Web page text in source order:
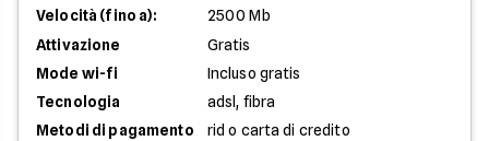
Velocità (fino a):
2500 Mb
Attivazione
Gratis
Mode wi-fi
Incluso gratis
Tecnologia
adsl, fibra
Metodi di pagamento
rid o carta di credito